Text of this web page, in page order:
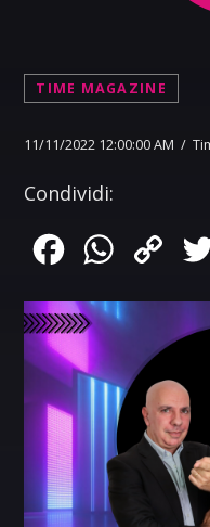
TIME MAGAZINE
11/11/2022 12:00:00 AM /
Condividi:
FacebookWhatsApp
Copy